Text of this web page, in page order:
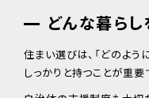
どんな暮らし
住まい選びは、「どのよう
しっかりと持つことが重要